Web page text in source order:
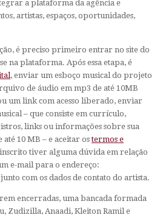
a plataforma da agência e
artistas, espaços, oportunidades,
é preciso primeiro entrar no site do
na plataforma. Após essa etapa, é
, enviar um esboço musical do projeto
de áudio em mp3 de até 10MB
um link com acesso liberado, enviar
– que consiste em currículo,
links ou informações sobre sua
até 10 MB – e aceitar ostermos e
tiver alguma dúvida em relação
e-mail para o endereço:
junto com os dados de contato do artista.
encerradas, uma bancada formada
Zudizilla, Anaadi, Kleiton Ramil e